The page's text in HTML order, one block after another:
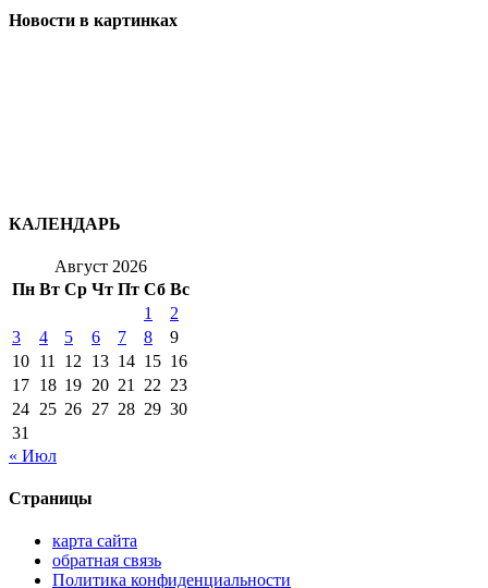
Новости в картинках
КАЛЕНДАРЬ
Август 2026
Пн Вт Ср Чт Пт Сб Вс
1
2
3
4 5 6 7 8
9
10 11 12 13 14 15 16
17 18 19 20 21 22 23
24 25 26 27 28 29 30
31
« Июл
Страницы
карта сайта
обратная связь
Политика конфиденциальности